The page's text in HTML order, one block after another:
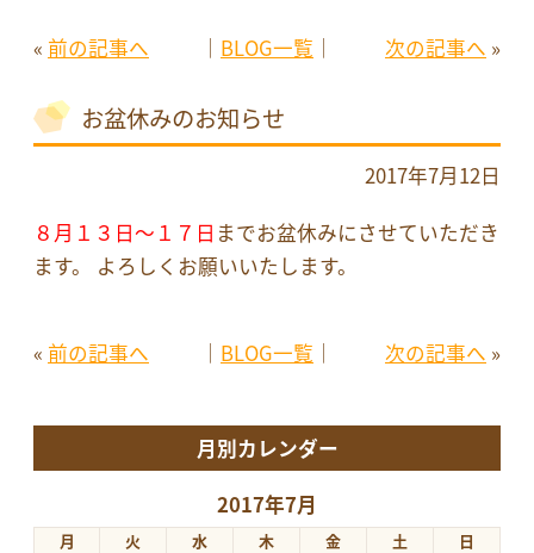
« 前の記事へ │ BLOG一覧 │ 次の記事へ »
お盆休みのお知らせ
2017年7月12日
８月１３日～１７日 までお盆休みにさせていただき
ます。 よろしくお願いいたします。
« 前の記事へ │ BLOG一覧 │ 次の記事へ »
月別カレンダー
2017年7月
月 火 水 木 金 土 日